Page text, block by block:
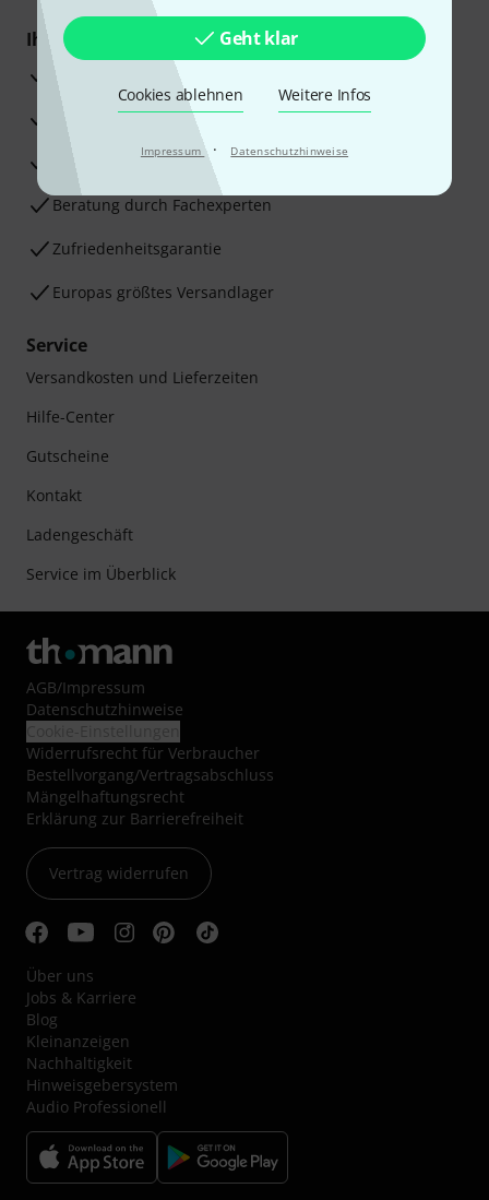
Geht klar
Cookies ablehnen Weitere Infos
Impressum · Datenschutzhinweise
Ihre Vorteile
3 Jahre Thomann Garantie
30 Tage Money-Back-Garantie
Reparaturservice
Beratung durch Fachexperten
Zufriedenheitsgarantie
Europas größtes Versandlager
Service
Versandkosten und Lieferzeiten
Hilfe-Center
Gutscheine
Kontakt
Ladengeschäft
Service im Überblick
AGB/Impressum
Datenschutzhinweise
Widerrufsrecht für Verbraucher
Bestellvorgang/Vertragsabschluss
Mängelhaftungsrecht
Erklärung zur Barrierefreiheit
Vertrag widerrufen
Über uns
Jobs & Karriere
Blog
Kleinanzeigen
Nachhaltigkeit
Hinweisgebersystem
Audio Professionell